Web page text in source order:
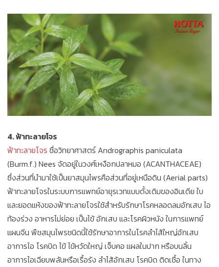
4. ฟ้าทะลายโจร
ฟ้าทะลายโจร ชื่อวิทยาศาสตร์ Andrographis paniculata
(Burm.f.) Nees จัดอยู่ในวงศ์เหงือกปลาหมอ (ACANTHACEAE)
ซึ่งส่วนที่นำมาใช้เป็นยาสมุนไพรคือส่วนที่อยู่เหนือดิน (Aerial parts)
ฟ้าทะลายโจรในระบบการแพทย์อายุรเวทแบบดั้งเดิมของอินเดีย ใบ
และยอดแห้งของฟ้าทะลายโจรใช้สำหรับรักษาโรคหลอดลมอักเสบ ไอ
ท้องร่วง อาหารไม่ย่อย เป็นไข้ อักเสบ และโรคผิวหนัง ในการแพทย์
แผนจีน พืชสมุนไพรชนิดนี้ใช้รักษาอาการในโรคลำไส้ใหญ่อักเสบ
อาการไอ โรคบิด ไข้ ไข้หวัดใหญ่ เจ็บคอ แผลในปาก หรือบนลิ้น
อาการไอเฉียบพลันหรือเรื้อรัง ลำไส้อักเสบ โรคบิด ติดเชื้อ ในทาง